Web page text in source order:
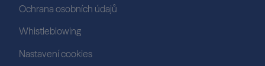
Ochrana osobních údajů
Whistleblowing
Nastavení cookies